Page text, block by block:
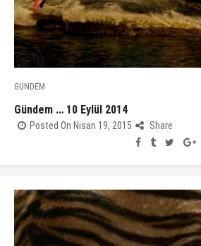
GÜNDEM
Gündem … 10 Eylül 2014
Posted On Nisan 19, 2015 Share